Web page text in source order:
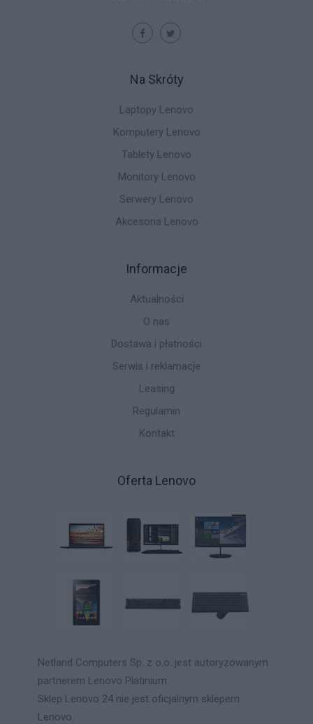
Na Skróty
Laptopy Lenovo
Komputery Lenovo
Tablety Lenovo
Monitory Lenovo
Serwery Lenovo
Akcesoria Lenovo
Informacje
Aktualności
O nas
Dostawa i płatności
Serwis i reklamacje
Leasing
Regulamin
Kontakt
Oferta Lenovo
Netland Computers Sp. z o.o. jest autoryzowanym
partnerem Lenovo Platinium.
Sklep Lenovo 24 nie jest oficjalnym sklepem
Lenovo.